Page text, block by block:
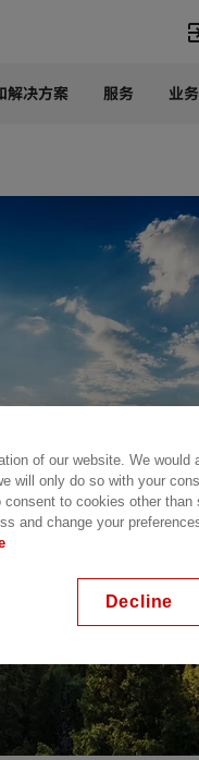
在华业务
新闻中心
产品和系
热招职位
联系我们
解决方案 服务 业
of our website. We would
will only do so with your
to cookies other
and change your
Decline